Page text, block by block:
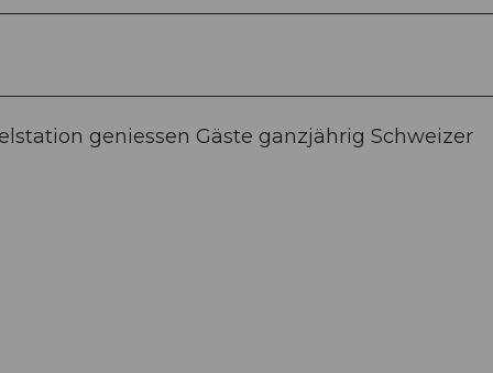
geniessen Gäste ganzjährig Schweizer